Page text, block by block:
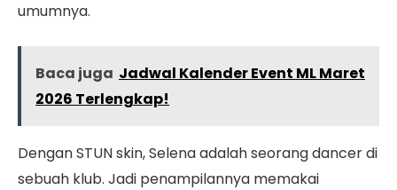
umumnya.
Baca juga Jadwal Kalender Event ML Maret
2026 Terlengkap!
Dengan STUN skin, Selena adalah seorang dancer di
sebuah klub. Jadi penampilannya memakai